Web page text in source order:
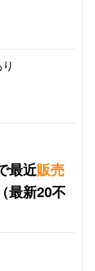
最近販売
最新20不